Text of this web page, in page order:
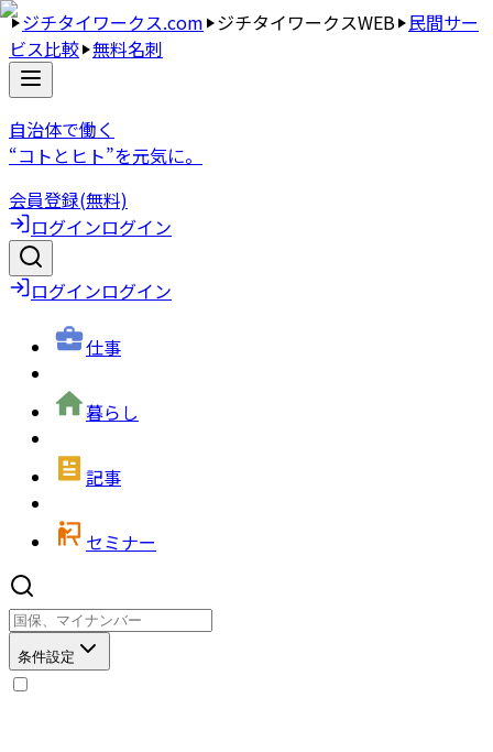
ジチタイワークス.com ジチタイワークスWEB 民間サー
ビス比較 無料名刺
自治体で働く
“コトとヒト”を元気に。
会員登録(無料)
ログインログイン
ログインログイン
仕事
暮らし
記事
セミナー
条件設定